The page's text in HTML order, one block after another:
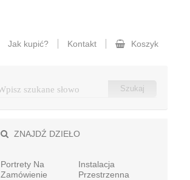
Jak kupić? Kontakt Koszyk
ZNAJDŹ DZIEŁO
Portrety Na
Zamówienie
Instalacja
Przestrzenna